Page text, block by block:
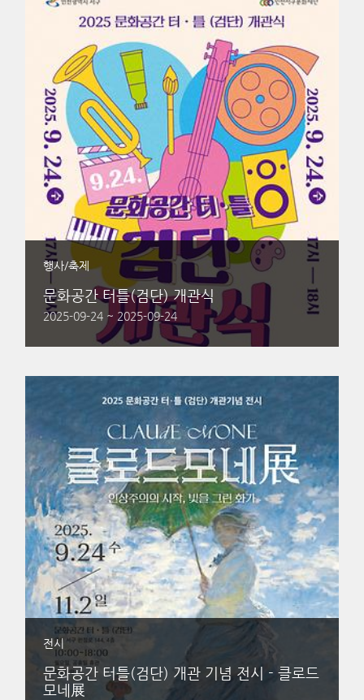
행사/축제
문화공간 터틀(검단) 개관식
2025-09-24 ~ 2025-09-24
전시
문화공간 터틀(검단) 개관 기념 전시 - 클로드
모네展